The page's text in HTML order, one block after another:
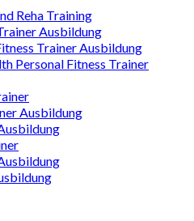
Reha Training
Ausbildung
Trainer Ausbildung
Personal Fitness Trainer
Ausbildung